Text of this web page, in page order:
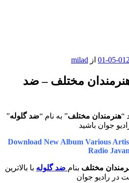
از milad
هنرمندان مختلف – ضد
“هنرمندان مختلف” به نام “ضد گلوله”
جوان باشید
Download New Album Various
Radio Javan
مختلف بنام ضد گلوله با بالاترین
در رادیو جوان